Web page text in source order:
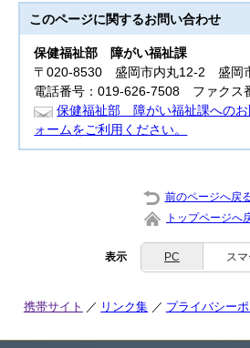
このページに関するお問い合わせ
保健福祉部
障がい福祉課
〒020-8530 盛岡市内丸12-2 盛岡
電話番号：019-626-7508 ファクス
保健福祉部 障がい福祉課へのお
ォームをご利用ください。
前のページへ戻
トップページへ
表示 PC ス
携帯サイト リンク集 プライバシー